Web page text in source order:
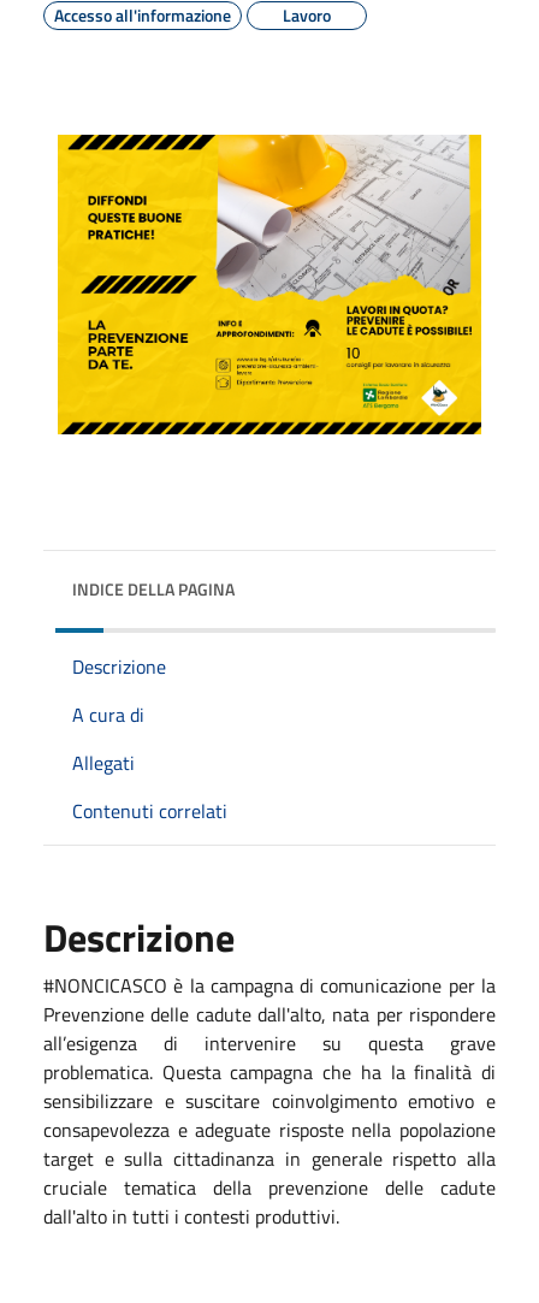
Accesso all'informazione
Lavoro
INDICE DELLA PAGINA
Descrizione
A cura di
Allegati
Contenuti correlati
Descrizione
#NONCICASCO è la campagna di comunicazione per la
Prevenzione delle cadute dall'alto, nata per rispondere
all’esigenza di intervenire su questa grave
problematica. Questa campagna che ha la finalità di
sensibilizzare e suscitare coinvolgimento emotivo e
consapevolezza e adeguate risposte nella popolazione
target e sulla cittadinanza in generale rispetto alla
cruciale tematica della prevenzione delle cadute
dall'alto in tutti i contesti produttivi.